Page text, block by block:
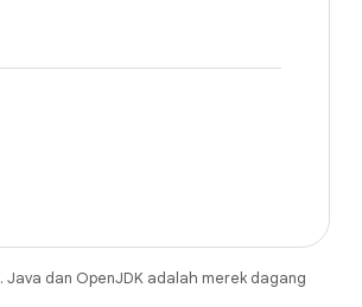
. Java dan OpenJDK adalah merek dagang